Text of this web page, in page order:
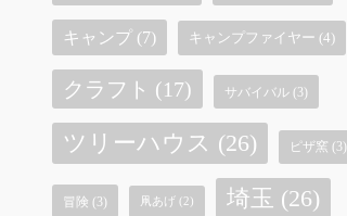
キャンプ (7) キャンプファイヤー (4)
クラフト (17) サバイバル (3)
ツリーハウス (26) ピザ窯 (3)
冒険 (3) 凧あげ (2) 埼玉 (26)